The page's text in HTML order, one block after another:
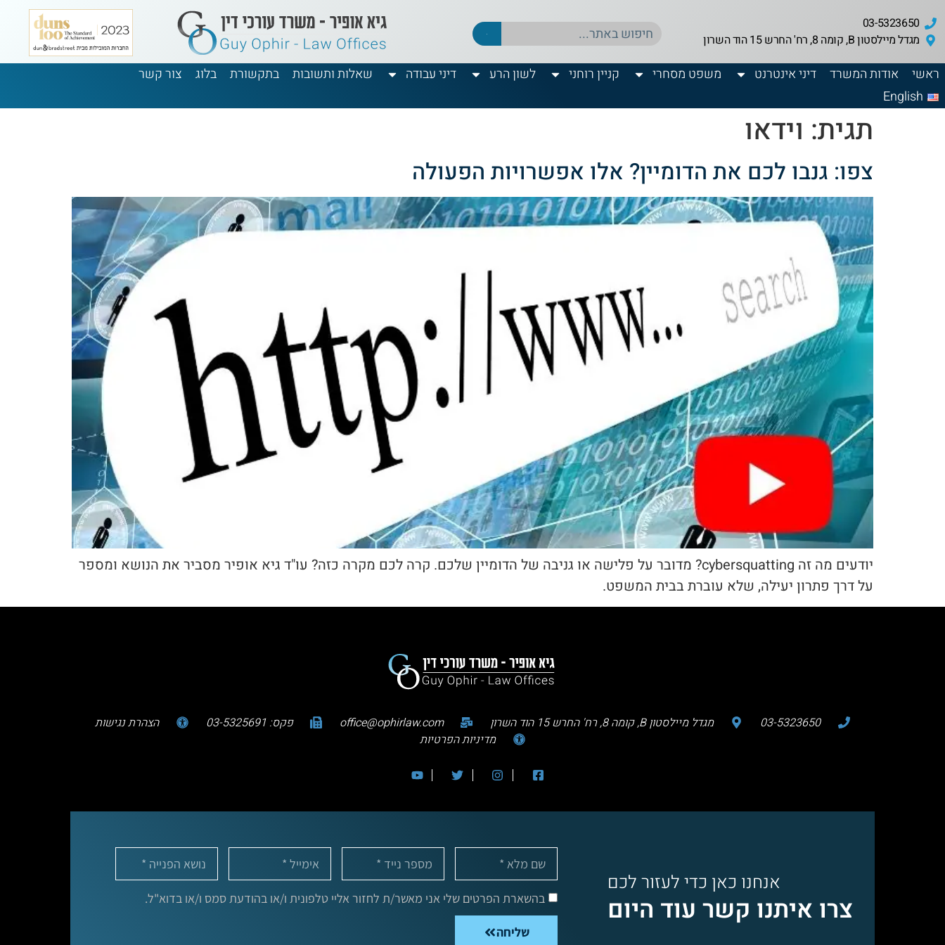
03-5323650
מגדל מיילסטון B, קומה 8, רח' החרש 15 הוד השרון
ראשי אודות המשרד דיני אינטרנט משפט מסחרי קניין רוחני לשון הרע דיני עבודה שאלות ותשובות בתקשורת בלוג
צור קשר
English
תגית: וידאו
צפו: גנבו לכם את הדומיין? אלו אפשרויות הפעולה
יודעים מה זה cybersquatting? מדובר על פלישה או גניבה של הדומיין שלכם. קרה לכם מקרה כזה? עו"ד גיא אופיר מסביר את הנושא ומספר
על דרך פתרון יעילה, שלא עוברת בבית המשפט.
03-5323650 מגדל מיילסטון B, קומה 8, רח' החרש 15 הוד השרון office@ophirlaw.com פקס: 03-5325691
הצהרת נגישות
מדיניות הפרטיות
אנחנו כאן כדי לעזור לכם
צרו איתנו קשר עוד היום בהשארת הפרטים שלי אני מאשר/ת לחזור אליי טלפונית ו/או בהודעת סמס ו/או בדוא"ל.
שליחה